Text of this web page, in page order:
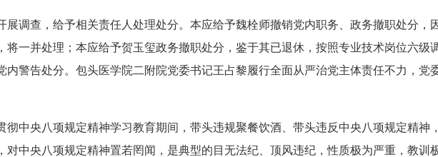
查，给予相关责任人处理处分。本应给予魏栓师撤销党内职务、政务撤职处分，
一并处理；本应给予贺玉玺政务撤职处分，鉴于其已退休，按照专业技术岗位六级
警告处分。包头医学院二附院党委书记王占黎履行全面从严治党主体责任不力，党
央八项规定精神学习教育期间，带头违规聚餐饮酒、带头违反中央八项规定精神
中央八项规定精神置若罔闻，是典型的目无法纪、顶风违纪，性质极为严重，教训